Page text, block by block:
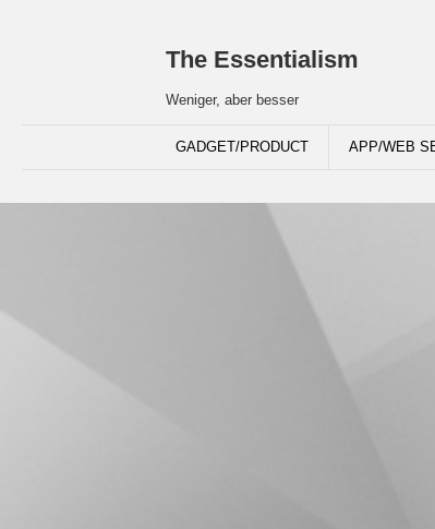
The Essentialism
Weniger, aber besser
GADGET/PRODUCT APP/WEB